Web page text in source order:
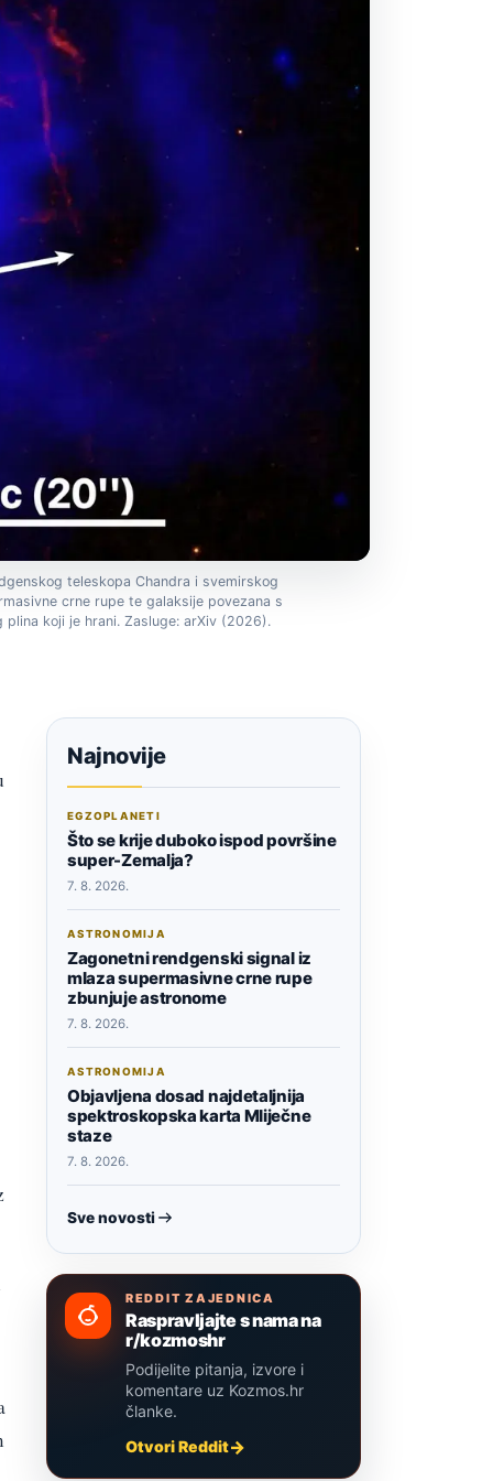
teleskopa Chandra i svemirskog
crne rupe te galaksije povezana s
koji je hrani. Zasluge: arXiv (2026).
Najnovije
EGZOPLANETI
Što se krije duboko ispod površine
super-Zemalja?
7. 8. 2026.
ASTRONOMIJA
Zagonetni rendgenski signal iz
mlaza supermasivne crne rupe
zbunjuje astronome
7. 8. 2026.
ASTRONOMIJA
Objavljena dosad najdetaljnija
spektroskopska karta Mliječne
staze
7. 8. 2026.
Sve novosti
REDDIT ZAJEDNICA
Raspravljajte s nama na
r/kozmoshr
Podijelite pitanja, izvore i
komentare uz Kozmos.hr
članke.
Otvori Reddit